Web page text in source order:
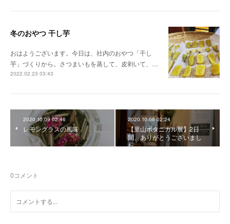
冬のおやつ 干し芋
おはようございます。今日は、社内のおやつ「干し
芋」づくりから。さつまいもを蒸して、皮剥いて、…
2022.02.23 03:43
2020.10.09 02:46
レモングラスの風味
2020.10.08 02:24
【里山ボタニカル展】2日
間、ありがとうございまし
た
0コメント